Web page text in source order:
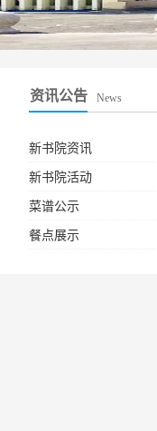
资讯公告 News
新书院资讯
新书院活动
菜谱公示
餐点展示